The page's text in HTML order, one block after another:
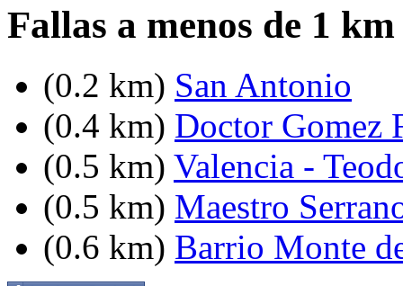
Fallas a menos de 1
(0.2 km) San Antonio
(0.4 km) Doctor Gomez
(0.5 km) Valencia -
(0.5 km) Maestro
(0.6 km) Barrio Monte